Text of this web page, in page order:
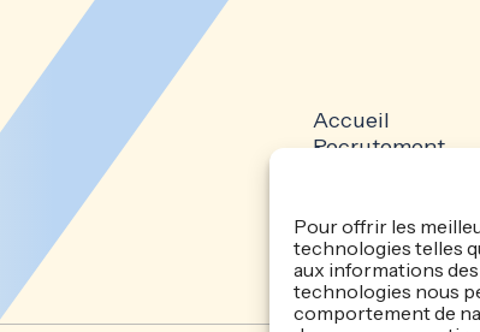
Pour offrir les
technologies telles
aux informations
technologies nous
comportement de
Accueil
Recrutement
Candidature
Politique de
confidentialité